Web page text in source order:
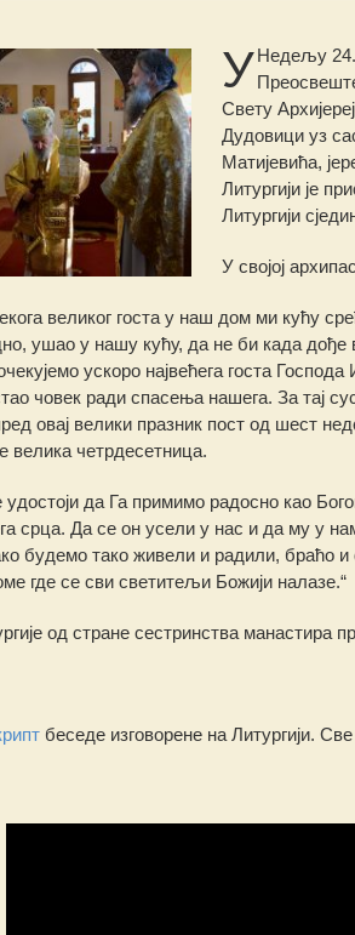
У Недељу
Свету
Дудовици уз
Матијевића,
Литургији је
Литургији
У својој
великог госта у наш дом ми кућу
ушао у нашу кућу, да не би када
ускоро највећега госта
човек ради спасења нашега. За тај
овај велики празник пост од шест
велика четрдесетница.
удостоји да Га примимо радосно као
срца. Да се он усели у нас и да му у
будемо тако живели и радили, браћо
где се сви светитељи Божији налазе.“
од стране сестринства манастира
беседе изговорене на Литургији.